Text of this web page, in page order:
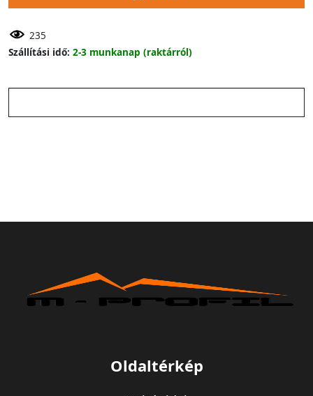
235
Szállítási idő: 2-3 munkanap (raktárról)
Oldaltérkép